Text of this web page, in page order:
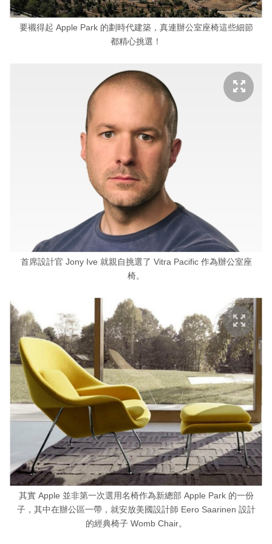
要襯得起 Apple Park 的劃時代建築，真連辦公室座椅這些細節
都精心挑選！
首席設計官 Jony Ive 就親自挑選了 Vitra Pacific 作為辦公室座
椅。
其實 Apple 並非第一次選用名椅作為新總部 Apple Park 的一份
子，其中在辦公區一帶，就安放美國設計師 Eero Saarinen 設計
的經典椅子 Womb Chair。